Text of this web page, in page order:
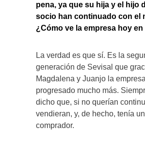
pena, ya que su hija y el hijo
socio han continuado con el
¿Cómo ve la empresa hoy en
La verdad es que sí. Es la
generación de Sevisal que
Magdalena y Juanjo la
progresado mucho más.
dicho que, si no querían
vendieran, y, de hecho, tenía un
comprador.